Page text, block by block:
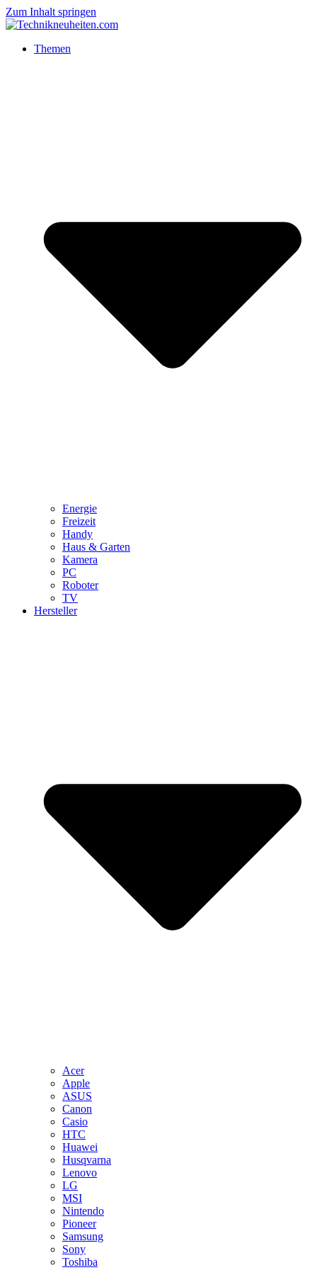
Zum Inhalt springen
Themen
Energie
Freizeit
Handy
Haus & Garten
Kamera
PC
Roboter
TV
Hersteller
Acer
Apple
ASUS
Canon
Casio
HTC
Huawei
Husqvarna
Lenovo
LG
MSI
Nintendo
Pioneer
Samsung
Sony
Toshiba